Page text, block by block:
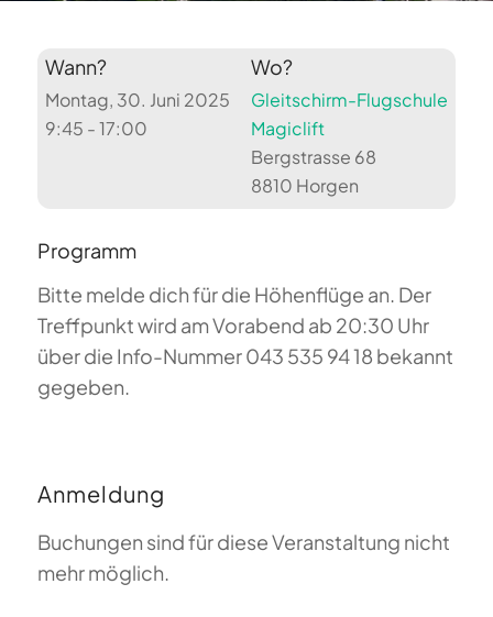
Wann?
Montag, 30. Juni 2025
9:45 - 17:00
Wo?
Gleitschirm-Flugschule
Magiclift
Bergstrasse 68
8810 Horgen
Programm
Bitte melde dich für die Höhenflüge an. Der
Treffpunkt wird am Vorabend ab 20:30 Uhr
über die Info-Nummer 043 535 94 18 bekannt
gegeben.
Anmeldung
Buchungen sind für diese Veranstaltung nicht
mehr möglich.